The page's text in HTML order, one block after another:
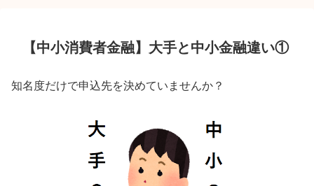
【中小消費者金融】大手と中小金融違い①
知名度だけで申込先を決めていませんか？